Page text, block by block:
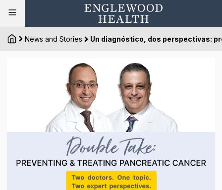
News and Stories Un diagnóstico, dos perspectivas: